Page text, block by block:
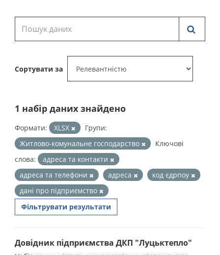
Сортувати за
1 набір даних знайдено
Формати: XLSX
Групи:
Житлово-комунальне господарство
Ключові
слова:
адреса та контакти
адреса та телефони
адреса
код єдрпоу
дані про підприємство
Фільтрувати результати
Довідник підприємства ДКП "Луцьктепло"